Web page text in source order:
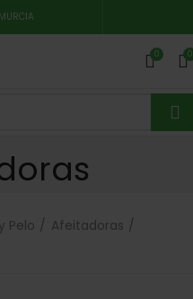
0 0
Pelo
Afeitadoras